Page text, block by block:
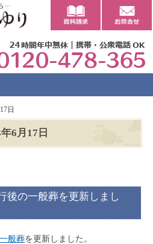
6月17日
後の一般葬を更新しまし
般葬を更新しました。
日